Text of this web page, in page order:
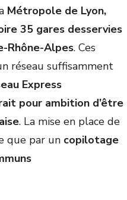
Métropole de Lyon,
35 gares desservies
Rhône-Alpes. Ces
réseau suffisamment
Express
pour ambition d’être
. La mise en place de
que par un copilotage